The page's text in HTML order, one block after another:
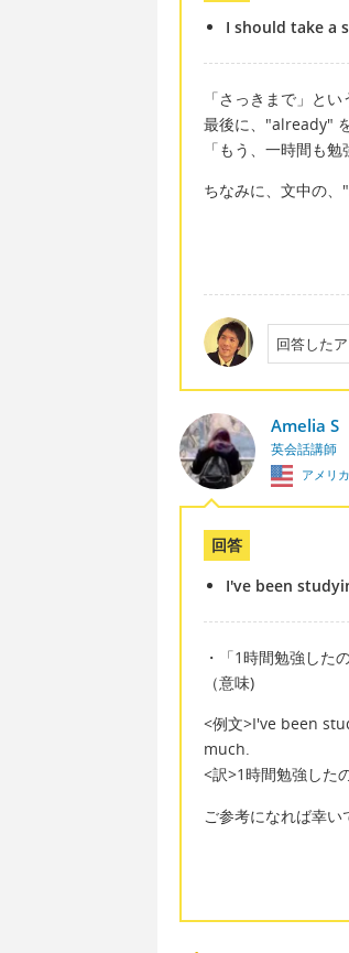
I should take a
「さっきまで」と
最後に、"already"
「もう、一時間も
ちなみに、文中の
回答した
Amelia S
英会話講師
アメリ
回答
I've been
・「1時間勉強した
（意味)
<例文>I've been
much.
<訳>1時間勉強した
ご参考になれば幸い